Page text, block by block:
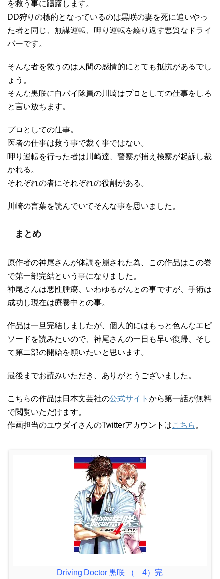
を救う事に躊躇します。
DD狩りの標的となっているのは黒咲の妻を死に追いやっ
た者と同じ、無謀運転、呷り運転を繰り返す悪質なドライ
バーです。
そんな者を救うのは人間の感情的にとても抵抗があるでし
ょう。
そんな黒咲に白バイ隊員の川崎はプロとしての仕事をしろ
と言い放ちます。
プロとしての仕事。
医者の仕事は救う事で裁く事ではない。
呷り運転を行った者は川崎達、警察が捕え検察が起訴し裁
かれる。
それぞれの者にそれぞれの役割がある。
川崎の言葉を読んでいてそんな事を思いました。
まとめ
原作者の神尾さんが体調を崩された為、この作品はこの巻
で第一部完結という事になりました。
神尾さんは悪性腫瘍、いわゆるがんとの事ですが、手術は
成功し現在は療養中との事。
作品は一旦完結しましたが、個人的にはもっと色んなエピ
ソードを読みたいので、神尾さんの一日も早い復帰、そし
て第二部の開始を願いたいと思います。
最後までお読みいただき、ありがとうございました。
こちらの作品は日本文芸社の公式サイト から第一話が無料
で閲覧いただけます。
作画担当のユウダイさんのTwitterアカウントはこちら 。
Driving Doctor 黒咲 （ 4）完